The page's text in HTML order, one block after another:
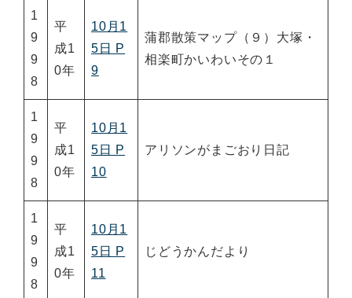
1
9
9
8
平
成1
0年
10月1
5日 P
9
蒲郡散策マップ（９）大塚・
相楽町かいわいその１
1
9
9
8
平
成1
0年
10月1
5日 P
10
アリソンがまごおり日記
1
9
9
8
平
成1
0年
10月1
5日 P
11
じどうかんだより